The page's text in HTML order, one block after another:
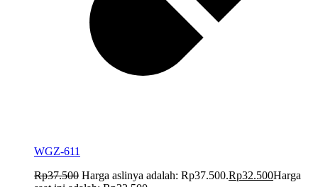
WGZ-611
Rp37.500 Harga aslinya adalah: Rp37.500.Rp32.500Harga